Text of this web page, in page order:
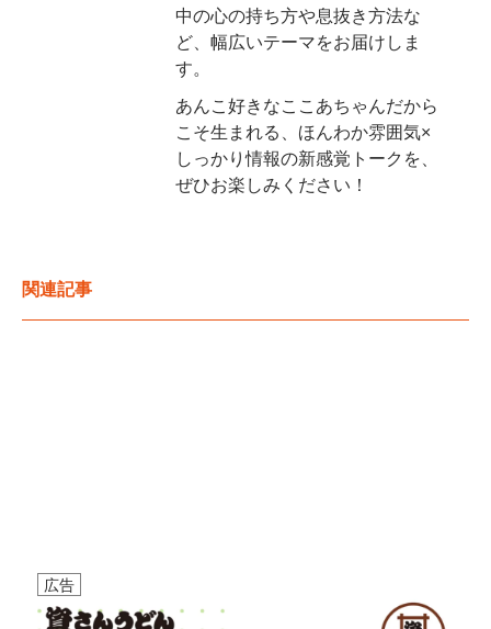
中の心の持ち方や息抜き方法な
ど、幅広いテーマをお届けしま
す。
あんこ好きなここあちゃんだから
こそ生まれる、ほんわか雰囲気×
しっかり情報の新感覚トークを、
ぜひお楽しみください！
関連記事
広告